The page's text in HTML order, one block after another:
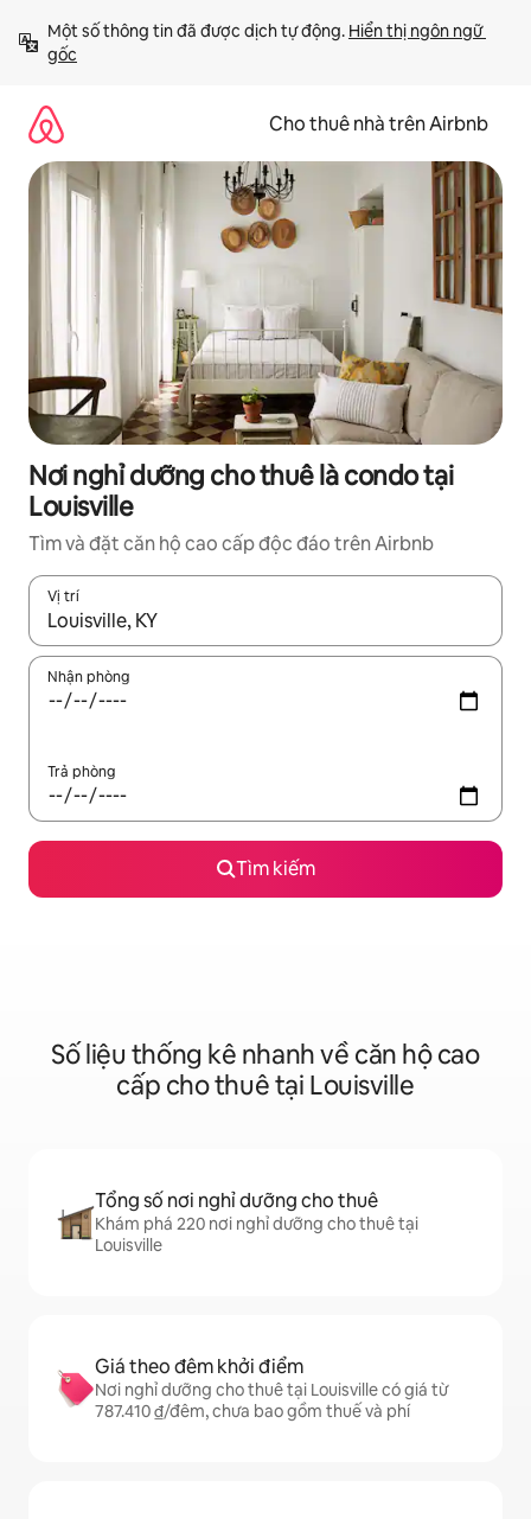
đến
Một số thông tin đã được dịch tự động. Hiển thị ngôn ngữ
gốc
Cho thuê nhà trên Airbnb
Nơi nghỉ dưỡng cho thuê là condo tại
Louisville
Tìm và đặt căn hộ cao cấp độc đáo trên Airbnb
Vị trí
Khi có kết quả, hãy điều hướng bằng phím mũi tên lên và
Nhận phòng
Trả phòng
Tìm kiếm
Số liệu thống kê nhanh về căn hộ cao
cấp cho thuê tại Louisville
Tổng số nơi nghỉ dưỡng cho thuê
Khám phá 220 nơi nghỉ dưỡng cho thuê tại
Louisville
Giá theo đêm khởi điểm
Nơi nghỉ dưỡng cho thuê tại Louisville có giá từ
787.410 ₫/đêm, chưa bao gồm thuế và phí